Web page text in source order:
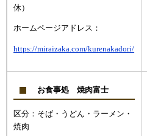
休）
ホームページアドレス：
https://miraizaka.com/kurenakadori/
お食事処 焼肉富士
区分：そば・うどん・ラーメン・
焼肉